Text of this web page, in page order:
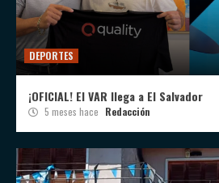
DEPORTES
¡OFICIAL! El VAR llega a El Salvador
5 meses hace Redacción